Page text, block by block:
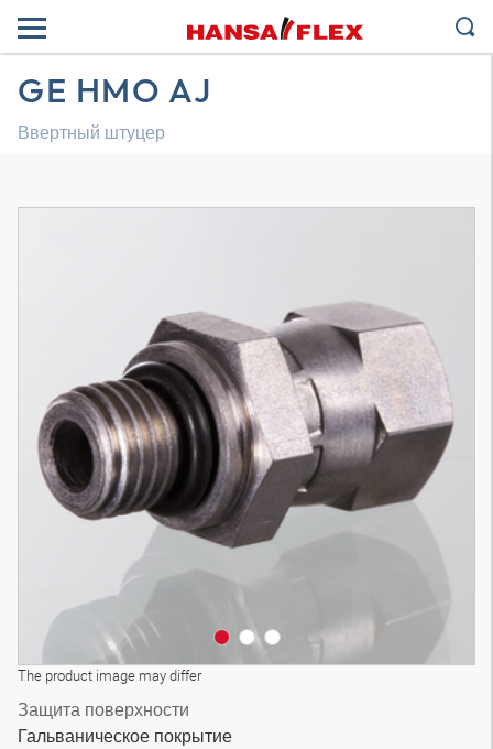
GE HMO AJ
Ввертный штуцер
The product image may differ
Трехмерная модель
Защита поверхности
Гальваническое покрытие